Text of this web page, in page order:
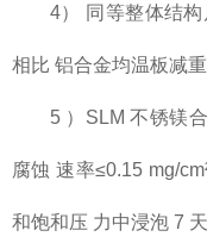
4） 同等整体结
相比 铝合金均温板减
5 ）SLM 不锈镁
腐蚀 速率≤0.15 mg/
和饱和压 力中浸泡 7